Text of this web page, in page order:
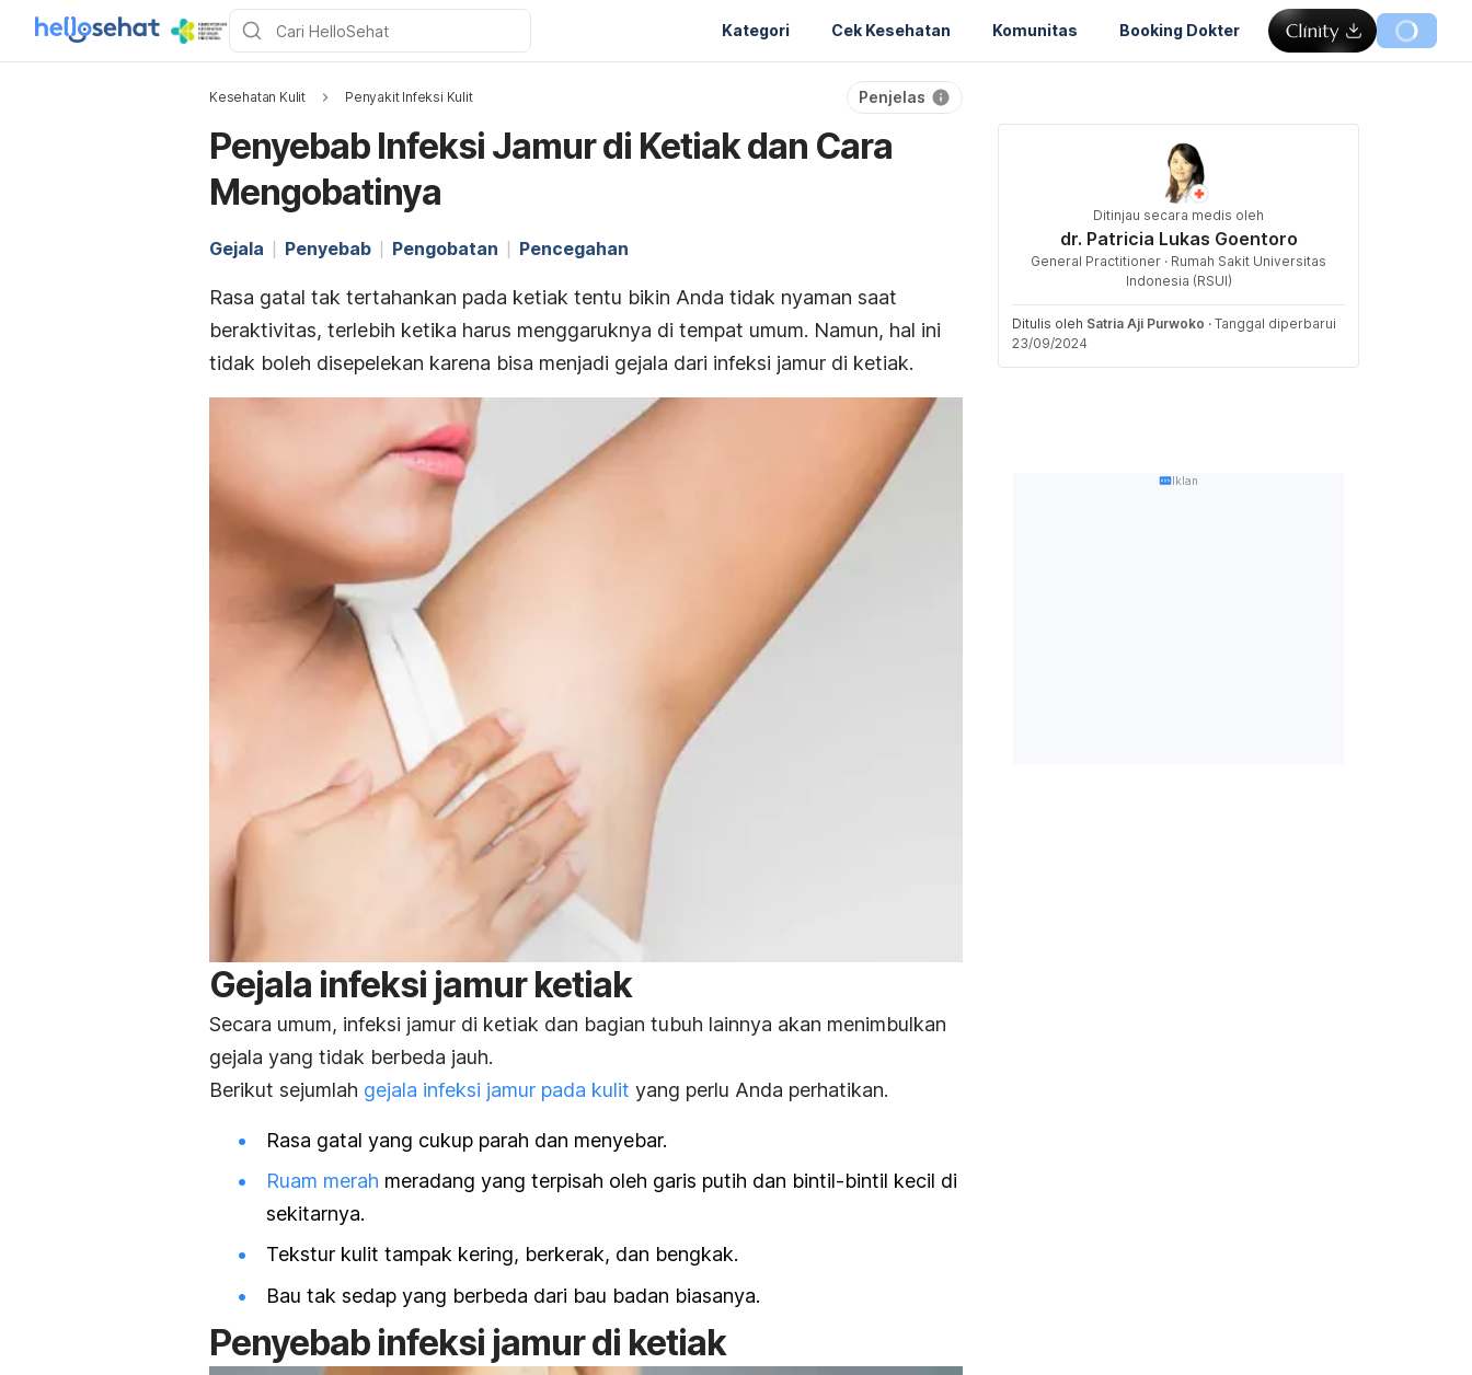
Kategori Cek Kesehatan Komunitas Booking Dokter
Kesehatan Kulit Penyakit Infeksi Kulit Penjelas
Penyebab Infeksi Jamur di Ketiak dan Cara
Mengobatinya
Gejala Penyebab Pengobatan Pencegahan
Rasa gatal tak tertahankan pada ketiak tentu bikin Anda tidak nyaman saat
beraktivitas, terlebih ketika harus menggaruknya di tempat umum. Namun, hal ini
tidak boleh disepelekan karena bisa menjadi gejala dari infeksi jamur di ketiak.
Gejala infeksi jamur ketiak
Secara umum, infeksi jamur di ketiak dan bagian tubuh lainnya akan menimbulkan
gejala yang tidak berbeda jauh.
Berikut sejumlah gejala infeksi jamur pada kulit yang perlu Anda perhatikan.
Rasa gatal yang cukup parah dan menyebar.
Ruam merah meradang yang terpisah oleh garis putih dan bintil-bintil kecil di
sekitarnya.
Tekstur kulit tampak kering, berkerak, dan bengkak.
Bau tak sedap yang berbeda dari bau badan biasanya.
Penyebab infeksi jamur di ketiak
Ditinjau secara medis oleh
dr. Patricia Lukas Goentoro
General Practitioner · Rumah Sakit Universitas
Indonesia (RSUI)
Ditulis oleh Satria Aji Purwoko · Tanggal diperbarui
23/09/2024
Iklan